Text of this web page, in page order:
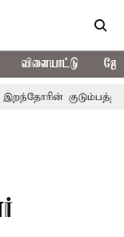
விளையாட்டு
இறந்தோரின்